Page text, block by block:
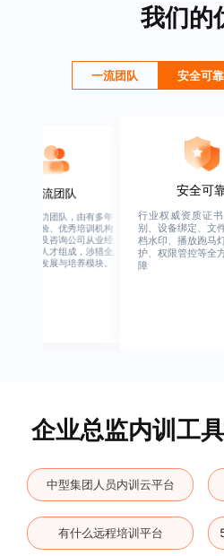
我们的
一流团队 安全可靠
安全可靠
业权威资质证书，人脸识
、设备绑定、文件加密、文
水印、播放跑马灯、截图保
、权限管控等全方面安全保
灵活便
高度开放、安全接
信、钉钉、企业
统、OA系统等多系
企业总监内训工
中型集团人员内训云平台
有什么远程培训平台